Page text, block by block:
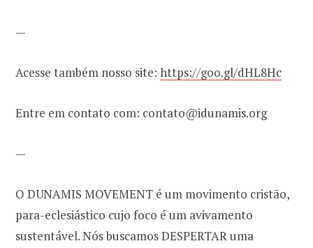
—
Acesse também nosso site: https://goo.gl/dHL8Hc
Entre em contato com: contato@idunamis.org
—
O DUNAMIS MOVEMENT é um movimento cristão,
para-eclesiástico cujo foco é um avivamento
sustentável. Nós buscamos DESPERTAR uma